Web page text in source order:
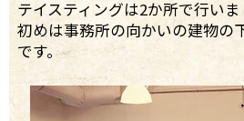
テイスティングは2か所で行いま
初めは事務所の向かいの建物の
です。